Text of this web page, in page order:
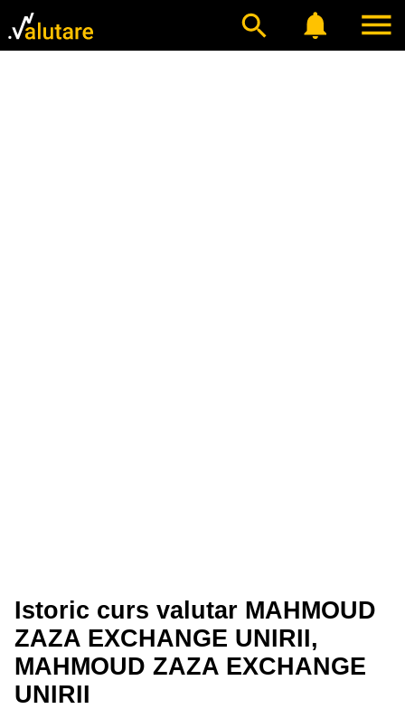
Istoric curs valutar MAHMOUD
ZAZA EXCHANGE UNIRII,
MAHMOUD ZAZA EXCHANGE
UNIRII